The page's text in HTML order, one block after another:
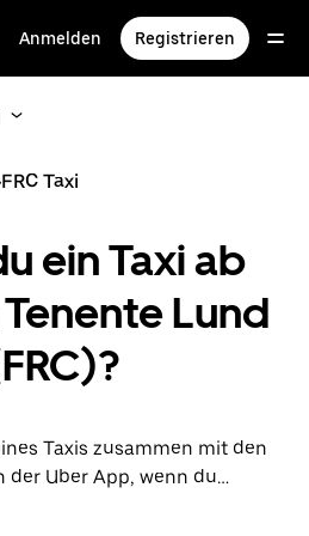
Anmelden Registrieren
FRC Taxi
ein Taxi ab
Lund
Taxis zusammen mit den
Uber App, wenn du
die Uber App zum oder